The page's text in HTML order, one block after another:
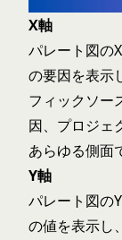
X軸
パレート図の
の要因を表示
フィックソー
因、プロジェ
あらゆる側面
Y軸
パレート図の
の値を表示し